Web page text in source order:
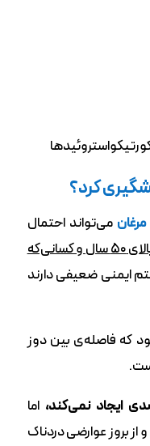
کرد؟
می‌تواند احتمال
. افراد بالای ۵۰ سال و کسانی‌که
ایمنی ضعیفی دارند
که فاصله‌ی بین دوز
اما
بروز عوارضی دردناک